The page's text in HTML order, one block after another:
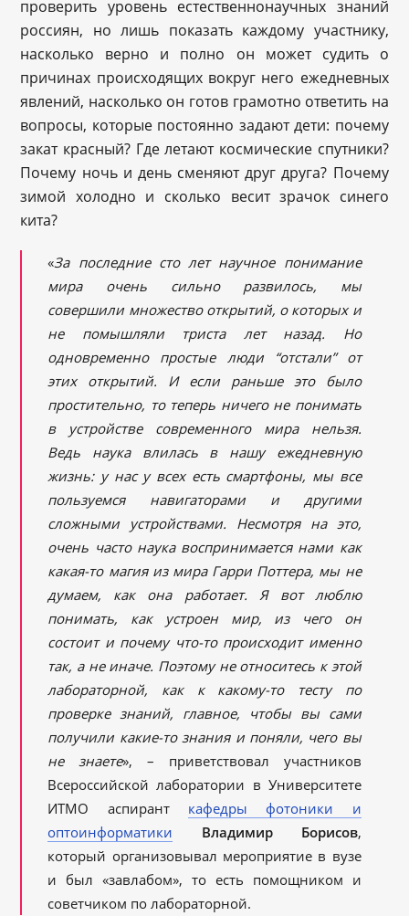
проверить уровень естественнонаучных знаний
россиян, но лишь показать каждому участнику,
насколько верно и полно он может судить о
причинах происходящих вокруг него ежедневных
явлений, насколько он готов грамотно ответить на
вопросы, которые постоянно задают дети: почему
закат красный? Где летают космические спутники?
Почему ночь и день сменяют друг друга? Почему
зимой холодно и сколько весит зрачок синего
кита?
«За последние сто лет научное понимание
мира очень сильно развилось, мы
совершили множество открытий, о которых и
не помышляли триста лет назад. Но
одновременно простые люди “отстали” от
этих открытий. И если раньше это было
простительно, то теперь ничего не понимать
в устройстве современного мира нельзя.
Ведь наука влилась в нашу ежедневную
жизнь: у нас у всех есть смартфоны, мы все
пользуемся навигаторами и другими
сложными устройствами. Несмотря на это,
очень часто наука воспринимается нами как
какая-то магия из мира Гарри Поттера, мы не
думаем, как она работает. Я вот люблю
понимать, как устроен мир, из чего он
состоит и почему что-то происходит именно
так, а не иначе. Поэтому не относитесь к этой
лабораторной, как к какому-то тесту по
проверке знаний, главное, чтобы вы сами
получили какие-то знания и поняли, чего вы
не знаете», – приветствовал участников
Всероссийской лаборатории в Университете
ИТМО аспирант кафедры фотоники и
оптоинформатики
Владимир Борисов,
который организовывал мероприятие в вузе
и был «завлабом», то есть помощником и
советчиком по лабораторной.